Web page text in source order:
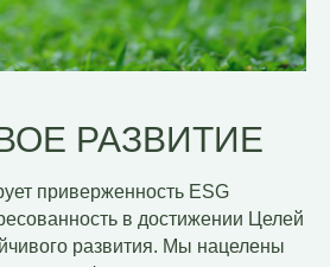
РАЗВИТИЕ
приверженность ESG
в достижении Целей
развития. Мы нацелены